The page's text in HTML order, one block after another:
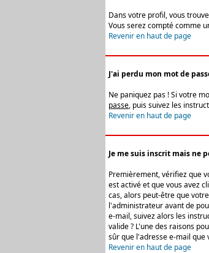
Dans votre profil, vous
Vous serez compté comme
Revenir en haut de page
J'ai perdu mon mot de
Ne paniquez pas ! Si votre
passe, puis suivez les
Revenir en haut de page
Je me suis inscrit mais ne
Premièrement, vérifiez que
est activé et que vous avez
cas, alors peut-être que
l'administrateur avant de
e-mail, suivez alors les
valide ? L'une des raisons
sûr que l'adresse e-mail
Revenir en haut de page